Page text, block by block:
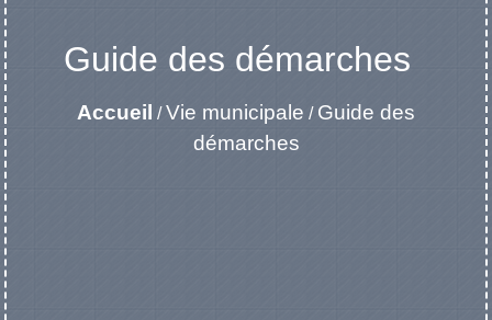
Guide des démarches
Accueil /Vie municipale / Guide des
démarches